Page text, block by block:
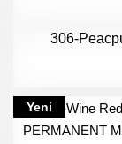
306-
Yeni